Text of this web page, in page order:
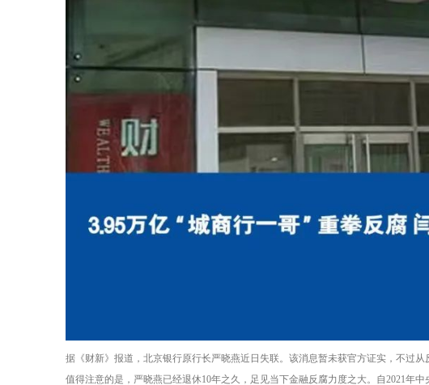
据《财新》报道，北京银行原行长严晓燕近日失联。该消息暂未获官方证实，不过从
值得注意的是，严晓燕已经退休10年之久，足见当下金融反腐力度之大。自2021年